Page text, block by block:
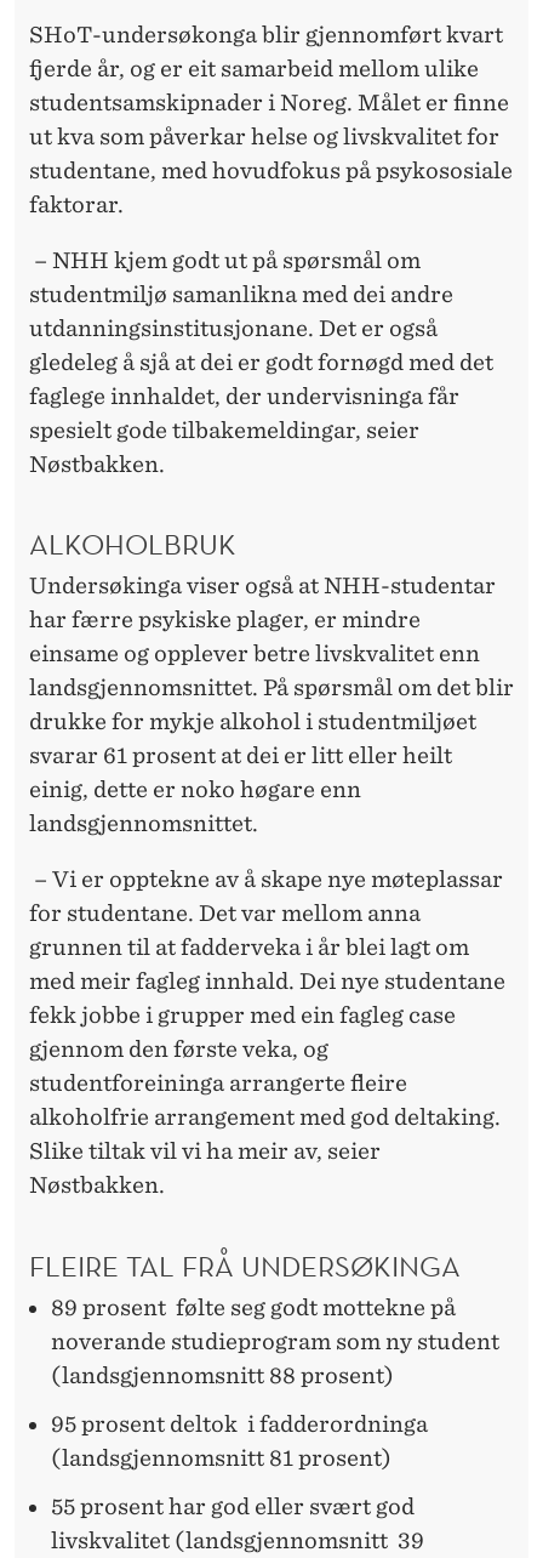
SHoT-undersøkonga blir gjennomført kvart
fjerde år, og er eit samarbeid mellom ulike
studentsamskipnader i Noreg. Målet er finne
ut kva som påverkar helse og livskvalitet for
studentane, med hovudfokus på psykososiale
faktorar.
– NHH kjem godt ut på spørsmål om
studentmiljø samanlikna med dei andre
utdanningsinstitusjonane. Det er også
gledeleg å sjå at dei er godt fornøgd med det
faglege innhaldet, der undervisninga får
spesielt gode tilbakemeldingar, seier
Nøstbakken.
ALKOHOLBRUK
Undersøkinga viser også at NHH-studentar
har færre psykiske plager, er mindre
einsame og opplever betre livskvalitet enn
landsgjennomsnittet. På spørsmål om det blir
drukke for mykje alkohol i studentmiljøet
svarar 61 prosent at dei er litt eller heilt
einig, dette er noko høgare enn
landsgjennomsnittet.
– Vi er opptekne av å skape nye møteplassar
for studentane. Det var mellom anna
grunnen til at fadderveka i år blei lagt om
med meir fagleg innhald. Dei nye studentane
fekk jobbe i grupper med ein fagleg case
gjennom den første veka, og
studentforeininga arrangerte fleire
alkoholfrie arrangement med god deltaking.
Slike tiltak vil vi ha meir av, seier
Nøstbakken.
FLEIRE TAL FRÅ UNDERSØKINGA
89 prosent følte seg godt mottekne på
noverande studieprogram som ny student
(landsgjennomsnitt 88 prosent)
95 prosent deltok i fadderordninga
(landsgjennomsnitt 81 prosent)
55 prosent har god eller svært god
livskvalitet (landsgjennomsnitt 39